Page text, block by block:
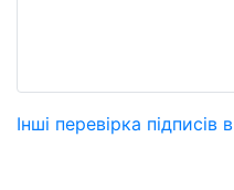
Інші перевірка підписів